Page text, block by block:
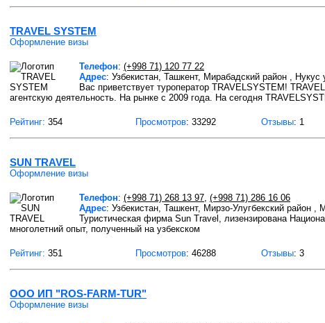
TRAVEL SYSTEM
Оформление визы
Телефон: (+998 71) 120 77 22
Адрес: Узбекистан, Ташкент, Мирабадский район ,
Вас приветствует туроператор TRAVELSYSTEM!
агентскую деятельность. На рынке с 2009 года. На сегодня
Рейтинг: 354 Просмотров: 33292 Отзывы: 1
SUN TRAVEL
Оформление визы
Телефон: (+998 71) 268 13 97, (+998 71) 286 16 06
Адрес: Узбекистан, Ташкент, Мирзо-Улугбекский район
Туристическая фирма Sun Travel, лизензирована
многолетний опыт, полученный на узбекском
Рейтинг: 351 Просмотров: 46288 Отзывы: 3
ООО ИП "ROS-FARM-TUR"
Оформление визы